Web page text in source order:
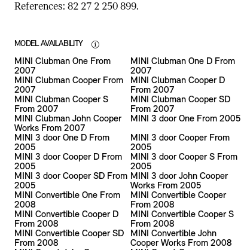
References: 82 27 2 250 899.
MODEL AVAILABILITY
MINI Clubman One From
2007
MINI Clubman One D From
2007
MINI Clubman Cooper From
2007
MINI Clubman Cooper D
From 2007
MINI Clubman Cooper S
From 2007
MINI Clubman Cooper SD
From 2007
MINI Clubman John Cooper
Works From 2007
MINI 3 door One From 2005
MINI 3 door One D From
2005
MINI 3 door Cooper From
2005
MINI 3 door Cooper D From
2005
MINI 3 door Cooper S From
2005
MINI 3 door Cooper SD From
2005
MINI 3 door John Cooper
Works From 2005
MINI Convertible One From
2008
MINI Convertible Cooper
From 2008
MINI Convertible Cooper D
From 2008
MINI Convertible Cooper S
From 2008
MINI Convertible Cooper SD
From 2008
MINI Convertible John
Cooper Works From 2008